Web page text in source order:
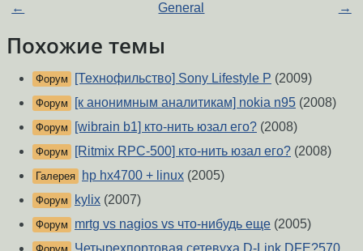
← General →
Похожие темы
Форум [Технофильство] Sony Lifestyle P (2009)
Форум [к анонимным аналитикам] nokia n95 (2008)
Форум [wibrain b1] кто-нить юзал его? (2008)
Форум [Ritmix RPC-500] кто-нить юзал его? (2008)
Галерея hp hx4700 + linux (2005)
Форум kylix (2007)
Форум mrtg vs nagios vs что-нибудь еще (2005)
Четырехпортовая сетевуха D-Link DFE?570